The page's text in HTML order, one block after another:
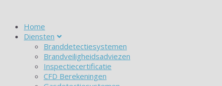
Home
Diensten
Branddetectiesystemen
Brandveiligheidsadviezen
Inspectiecertificatie
CFD Berekeningen